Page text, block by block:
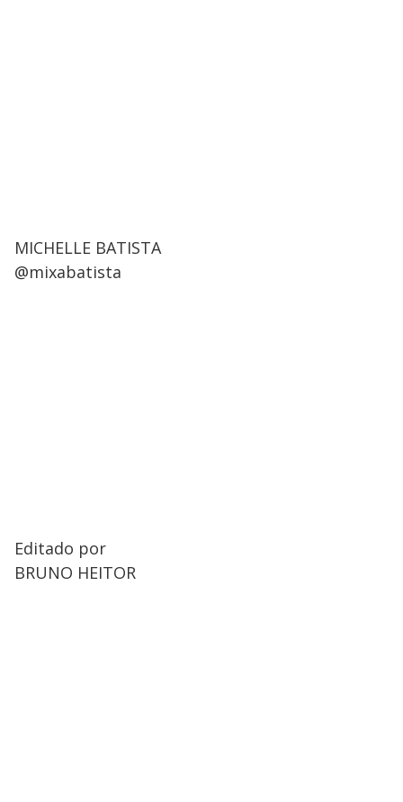
MICHELLE BATISTA
@mixabatista
Editado por
BRUNO HEITOR